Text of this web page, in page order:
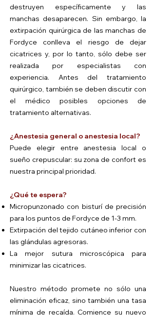
destruyen específicamente y las
manchas desaparecen. Sin embargo, la
extirpación quirúrgica de las manchas de
Fordyce conlleva el riesgo de dejar
cicatrices y, por lo tanto, sólo debe ser
realizada por especialistas con
experiencia. Antes del tratamiento
quirúrgico, también se deben discutir con
el médico posibles opciones de
tratamiento alternativas.
¿Anestesia general o anestesia local?
Puede elegir entre anestesia local o
sueño crepuscular: su zona de confort es
nuestra principal prioridad.
¿Qué te espera?
Micropunzonado con bisturí de precisión
para los puntos de Fordyce de 1-3 mm.
Extirpación del tejido cutáneo inferior con
las glándulas agresoras.
La mejor sutura microscópica para
minimizar las cicatrices.
Nuestro método promete no sólo una
eliminación eficaz, sino también una tasa
mínima de recaída. Comience su nuevo